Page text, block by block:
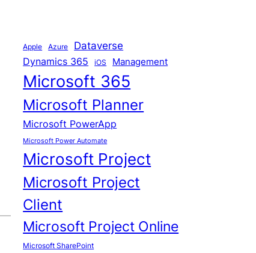
Apple Azure Dataverse
Dynamics 365 iOS Management
Microsoft 365
Microsoft Planner
Microsoft PowerApp
Microsoft Power Automate
Microsoft Project
Microsoft Project
Client
Microsoft Project Online
Microsoft SharePoint